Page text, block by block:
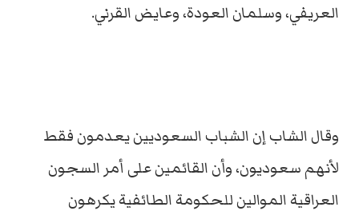
العريفي، وسلمان العودة، وعايض القرني.
وقال الشاب إن الشباب السعوديين يعدمون فقط
لأنهم سعوديون، وأن القائمين على أمر السجون
العراقية الموالين للحكومة الطائفية يكرهون